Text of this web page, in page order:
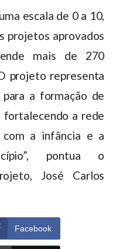
escala de 0 a 10,
projetos aprovados
mais de 270
projeto representa
a formação de
fortalecendo a rede
a infância e a
pontua o
José Carlos
Facebook